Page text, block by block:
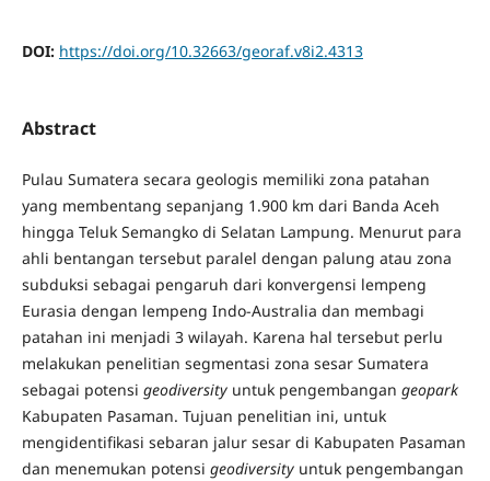
DOI: https://doi.org/10.32663/georaf.v8i2.4313
Abstract
Pulau Sumatera secara geologis memiliki zona patahan
yang membentang sepanjang 1.900 km dari Banda Aceh
hingga Teluk Semangko di Selatan Lampung. Menurut para
ahli bentangan tersebut paralel dengan palung atau zona
subduksi sebagai pengaruh dari konvergensi lempeng
Eurasia dengan lempeng Indo-Australia dan membagi
patahan ini menjadi 3 wilayah. Karena hal tersebut perlu
melakukan penelitian segmentasi zona sesar Sumatera
sebagai potensi geodiversityuntuk pengembangan geopark
Kabupaten Pasaman. Tujuan penelitian ini, untuk
mengidentifikasi sebaran jalur sesar di Kabupaten Pasaman
dan menemukan potensi geodiversityuntuk pengembangan